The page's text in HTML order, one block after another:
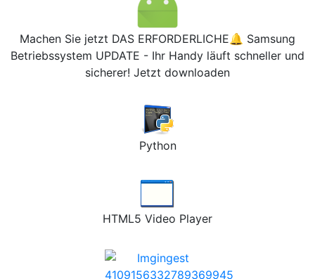
Machen Sie jetzt DAS ERFORDERLICHE🔔 Samsung
Betriebssystem UPDATE - Ihr Handy läuft schneller und
sicherer! Jetzt downloaden
Python
HTML5 Video Player